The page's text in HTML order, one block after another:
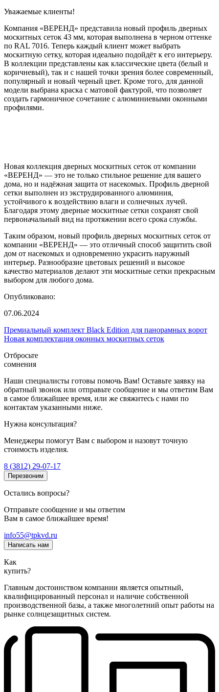
Уважаемые клиенты!
Компания «ВЕРЕНД» представила новый профиль дверных
москитных сеток 43 мм, которая выполнена в черном оттенке
по RAL 7016. Теперь каждый клиент может выбрать
москитную сетку, которая идеально подойдёт к его интерьеру.
В коллекции представлены как классические цвета (белый и
коричневый), так и с нашей точки зрения более современный,
популярный и новый черный цвет. Кроме того, для данной
модели выбрана краска с матовой фактурой, что позволяет
создать гармоничное сочетание с алюминиевыми оконными
профилями.
Новая коллекция дверных москитных сеток от компании
«ВЕРЕНД» — это не только стильное решение для вашего
дома, но и надёжная защита от насекомых. Профиль дверной
сетки выполнен из экструдированного алюминия,
устойчивого к воздействию влаги и солнечных лучей.
Благодаря этому дверные москитные сетки сохранят свой
первоначальный вид на протяжении всего срока службы.
Таким образом, новый профиль дверных москитных сеток от
компании «ВЕРЕНД» — это отличный способ защитить свой
дом от насекомых и одновременно украсить наружный
интерьер. Разнообразие цветовых решений и высокое
качество материалов делают эти москитные сетки прекрасным
выбором для любого дома.
Опубликовано:
07.06.2024
Премиальный комплект Black Edition для панорамных ворот
Новая комплектация оконных москитных сеток
Отбросьте
сомнения
Наши специалисты готовы помочь Вам! Оставьте заявку на
обратный звонок или отправьте сообщение и мы ответим Вам
в самое ближайшее время, или же свяжитесь с нами по
контактам указанными ниже.
Нужна консультация?
Менеджеры помогут Вам с выбором и назовут точную
стоимость изделия.
8 (3812) 29-07-17
Перезвоним
Остались вопросы?
Отправьте сообщение и мы ответим
Вам в самое ближайшее время!
info55@tpkvd.ru
Написать нам
Как
купить?
Главным достоинством компании является опытный,
квалифицированный персонал и наличие собственной
производственной базы, а также многолетний опыт работы на
рынке солнцезащитных систем.